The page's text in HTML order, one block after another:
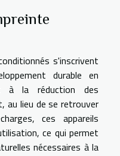
s'inscrivent
durable en
à la réduction des
au lieu de se retrouver
ces appareils
ce qui permet
nécessaires à la